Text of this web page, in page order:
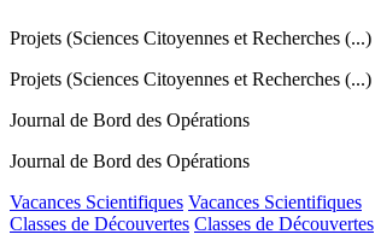
Projets (Sciences Citoyennes et Recherches (...)
Projets (Sciences Citoyennes et Recherches (...)
Journal de Bord des Opérations
Journal de Bord des Opérations
Vacances Scientifiques Vacances Scientifiques
Classes de Découvertes Classes de Découvertes